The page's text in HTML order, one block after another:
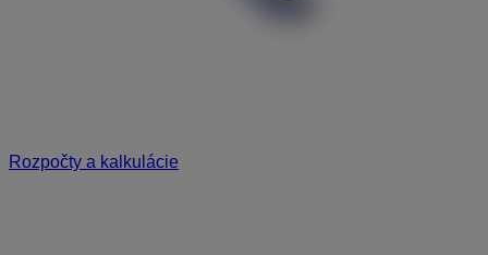
Rozpočty a kalkulácie